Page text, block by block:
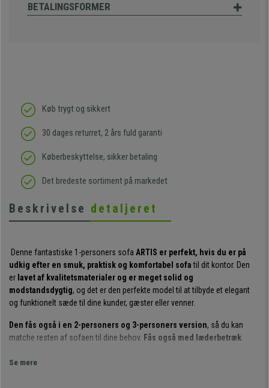
BETALINGSFORMER
Køb trygt og sikkert
30 dages returret, 2 års fuld garanti
Køberbeskyttelse, sikker betaling
Det bredeste sortiment på markedet
Beskrivelse detaljeret
Denne fantastiske 1-personers sofa ARTIS er perfekt, hvis du er på
udkig efter en smuk, praktisk og komfortabel sofatil dit kontor. Den
er lavet af kvalitetsmaterialer og er meget solid og
modstandsdygtig, og det er den perfekte model til at tilbyde et elegant
og funktionelt sæde til dine kunder, gæster eller venner.
Den fås også i en 2-personers og 3-personers version, så du kan
matche resten af sofaen til dine behov. Fås også med læderbetræk
Uanset hvordan man ser på den, er dens design overbevisende ved første
Se mere